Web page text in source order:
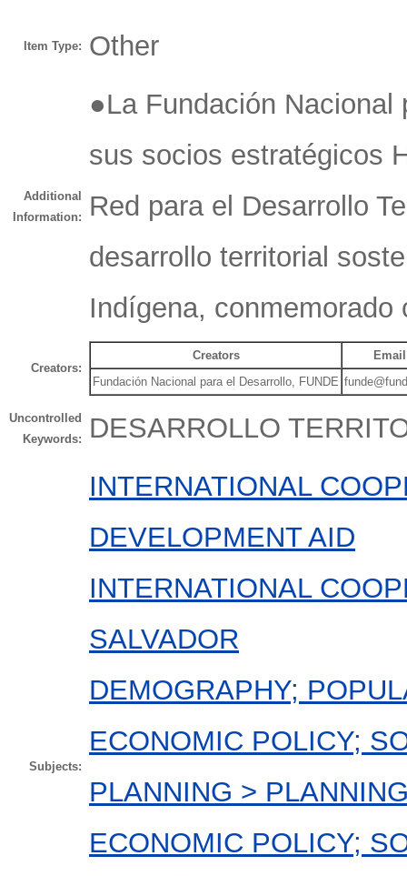
Item Type: Other
Additional
Information:
●La Fundación
sus socios estratégicos
Red para el Desarrollo
desarrollo territorial
Indígena,
Creators:
Creators
Email
Fundación Nacional para el Desarrollo, FUNDE
Uncontrolled
Keywords:
DESARROLLO
Subjects:
INTERNATIONAL
DEVELOPMENT AID
INTERNATIONAL
SALVADOR
DEMOGRAPHY;
ECONOMIC POLICY;
PLANNING >
ECONOMIC POLICY;